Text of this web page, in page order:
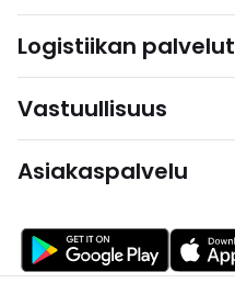
Logistiikan palvelut
Vastuullisuus
Asiakaspalvelu